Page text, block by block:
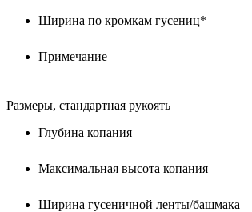
Ширина по кромкам гусениц*
Примечание
Размеры, стандартная рукоять
Глубина копания
Максимальная высота копания
Ширина гусеничной ленты/башмака